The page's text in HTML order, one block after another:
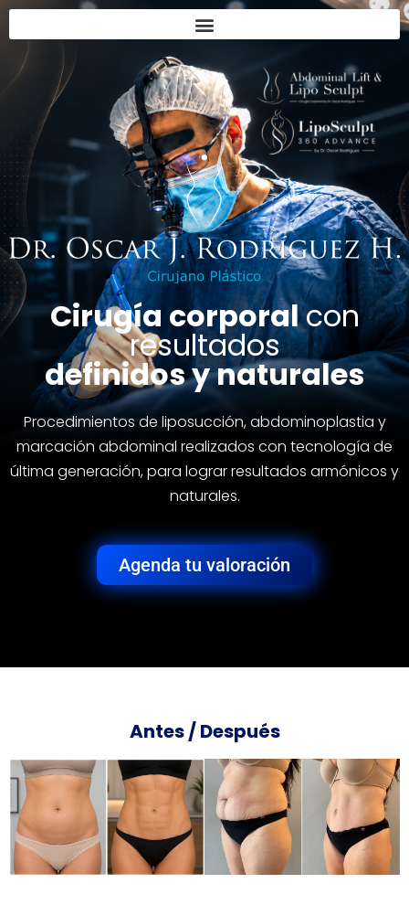
Cirugía corporalcon
resultados
definidos y naturales
Procedimientos de liposucción, abdominoplastia y
marcación abdominal realizados con tecnología de
última generación, para lograr resultados armónicos y
naturales.
Agenda tu valoración
Antes / Después